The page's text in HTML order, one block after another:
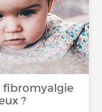
fibromyalgie
?